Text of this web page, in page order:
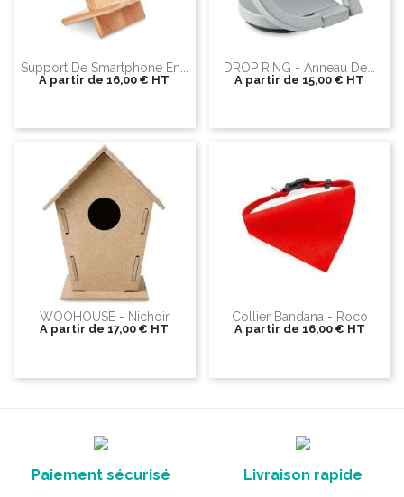
Support De Smartphone En...
A partir de 16,00 € HT
DROP RING - Anneau De...
A partir de 15,00 € HT
WOOHOUSE - Nichoir
A partir de 17,00 € HT
Collier Bandana - Roco
A partir de 16,00 € HT
Paiement sécurisé Livraison rapide